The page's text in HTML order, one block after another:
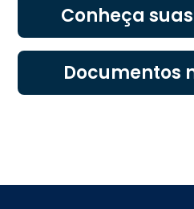
Conheça
Documentos